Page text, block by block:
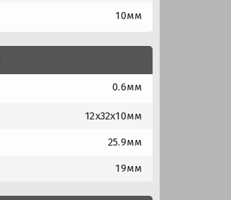
10мм
0.6мм
12x32x10мм
25.9мм
19мм